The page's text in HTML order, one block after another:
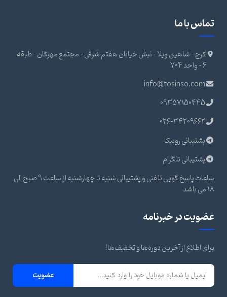
تماس با ما
کرج - شاهین ویلا - نبش خیابان هفتم شرقی - مجتمع مهرگان - طبقه
6 - واحد 704
info@tosinso.com
09357150445
026-34209662
پشتیبانی روبیکا
پشتیبانی تلگرام
ساعات پاسخ گویی تلفنی و پشتیبانی شنبه تا چهارشنبه از ساعت 9 صبح الی
18 می باشد
عضویت در خبرنامه
برای اطلاع از آخرین دوره‌ها و تخفیف‌ها!
عضویت